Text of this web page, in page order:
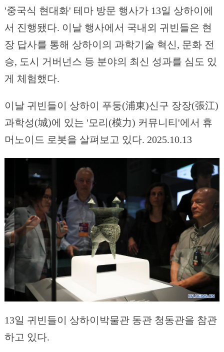
'중국식 현대화' 테마 방문 행사가 13일 상하이에
서 진행됐다. 이날 행사에서 국내외 귀빈들은 현
장 답사를 통해 상하이의 과학기술 혁신, 문화 전
승, 도시 거버넌스 등 분야의 최신 성과를 심도 있
게 체험했다.
이날 귀빈들이 상하이 푸둥(浦東)신구 장장(張江)
과학성(城)에 있는 '모리(模力) 커뮤니티'에서 휴
머노이드 로봇을 살펴보고 있다. 2025.10.13
13일 귀빈들이 상하이박물관 동관 청동관을 참관
하고 있다.